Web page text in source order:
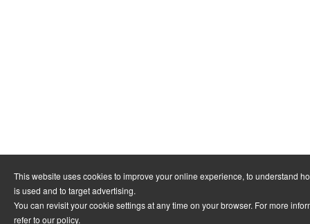
This website uses cookies to improve your online experience, to understand
is used and to target advertising.
You can revisit your cookie settings at any time on your browser. For more
refer to our policy.